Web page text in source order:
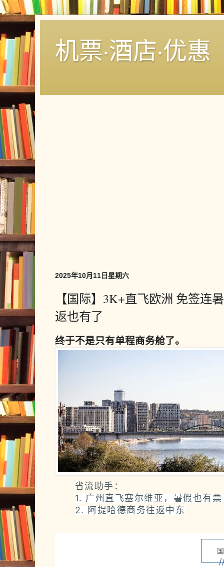
机票·酒店·优惠
2025年10月11日星期六
【国际】3K+直飞欧洲 免签连
返也有了
终于不是只有单程商务舱了。
省流助手：
1. 广州直飞塞尔维亚，暑假也有票
2. 阿提哈德商务往返中东